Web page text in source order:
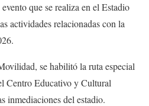
que se realiza en el Estadio
actividades relacionadas con la
se habilitó la ruta especial
Centro Educativo y Cultural
inmediaciones del estadio.